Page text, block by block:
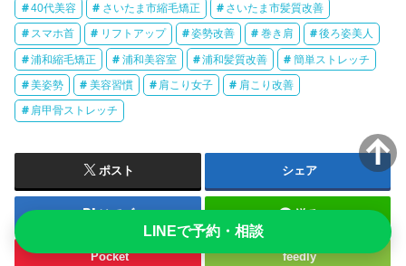
40代美容 さいたま市縮毛矯正 さいたま市髪質改善
スマホ首 リフトアップ 姿勢改善 巻き肩 後ろ姿美人
浦和縮毛矯正 浦和美容室 浦和髪質改善 簡単ストレッチ
美姿勢 美容習慣 肩こり女子 肩こり改善
肩甲骨ストレッチ
ポスト シェア
はてブ 送る
Pocket feedly
LINEで予約・相談